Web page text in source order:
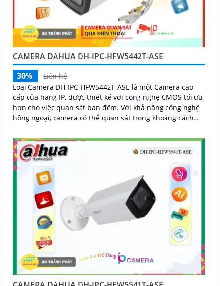
CAMERA DAHUA DH-IPC-HFW5442T-ASE
30%
Liên hệ
Loại Camera DH-IPC-HFW5442T-ASE là một Camera cao
cấp của hãng IP, được thiết kế với công nghệ CMOS tối ưu
hơn cho việc quan sát ban đêm. Với khả năng công nghệ
hồng ngoại, camera có thể quan sát trong khoảng cách